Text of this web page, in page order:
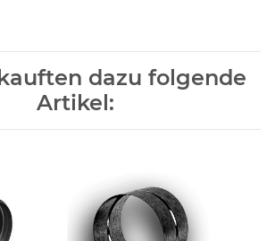
dazu folgende
Artikel: